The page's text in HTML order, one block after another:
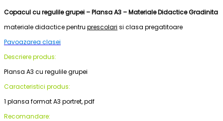
Copacul cu regulile grupei – Plansa A3 – Materiale Didactice Gradinita
materiale didactice pentru prescolari si clasa pregatitoare
Pavoazarea clasei
Descriere produs:
Plansa A3 cu regulile grupei
Caracteristici produs:
1 plansa format A3 portret, pdf
Recomandare: